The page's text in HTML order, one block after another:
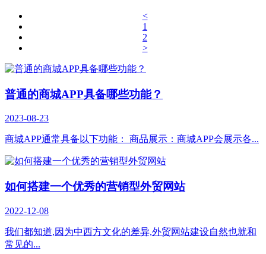
<
1
2
>
普通的商城APP具备哪些功能？
2023-08-23
商城APP通常具备以下功能： 商品展示：商城APP会展示各...
如何搭建一个优秀的营销型外贸网站
2022-12-08
我们都知道,因为中西方文化的差异,外贸网站建设自然也就和
常见的...